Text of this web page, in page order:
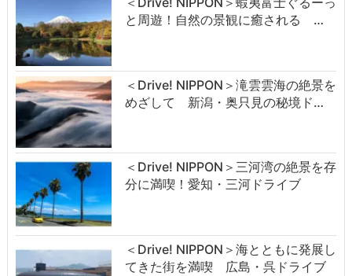
と周遊！自然の景観に癒される …
＜Drive! NIPPON＞滝雲雲海の絶景を
めざして 新潟・奥只見の秘境ド…
＜Drive! NIPPON＞三河湾の絶景を存
分に満喫！愛知・三河ドライブ
＜Drive! NIPPON＞海とともに発展し
てきた街を満喫 広島・呉ドライブ